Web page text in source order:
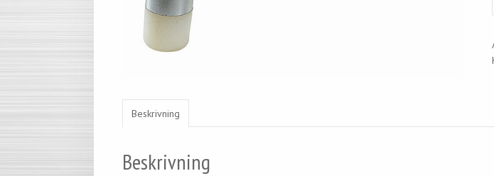
Beskrivning
Beskrivning